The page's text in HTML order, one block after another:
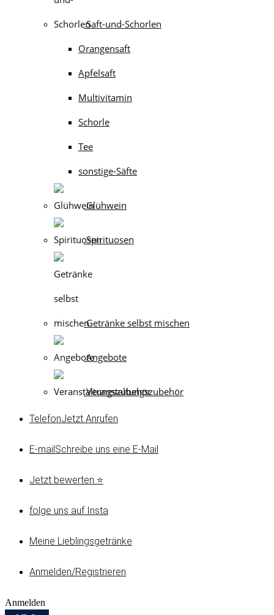
Saft-und-Schorlen
Orangensaft
Apfelsaft
Multivitamin
Schorle
Tee
sonstige-Säfte
Glühwein
Spirituosen
Getränke selbst mischen
Angebote
Veranstaltungszubehör
TelefonJetzt Anrufen
E-mail Schreibe uns eine E-Mail
Jetzt bewerten ⭐
folge uns auf Insta
Meine Lieblingsgetränke
Anmelden/Registrieren
Anmelden